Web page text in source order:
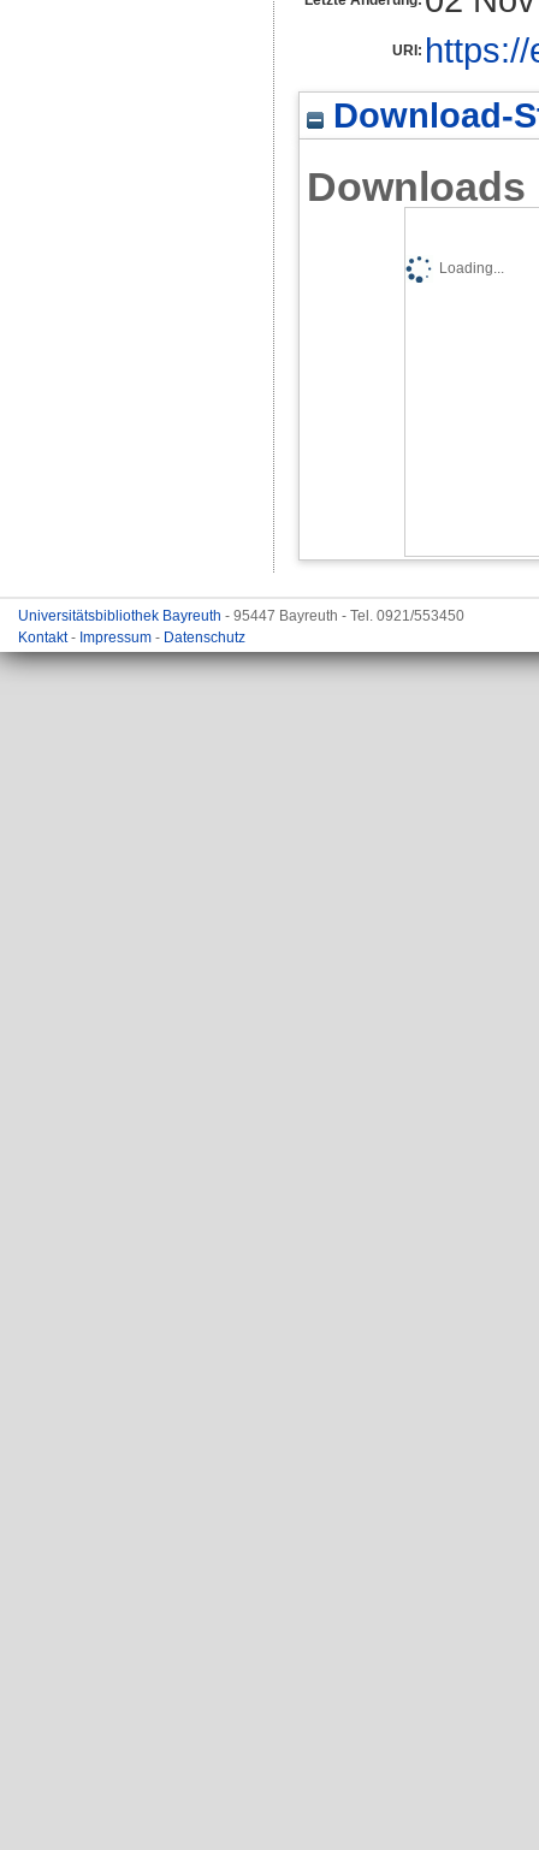
URI:
Download-
Downloads
Loading...
Universitätsbibliothek Bayreuth - 95447 Bayreuth - Tel. 0921/553450
Kontakt- Impressum - Datenschutz